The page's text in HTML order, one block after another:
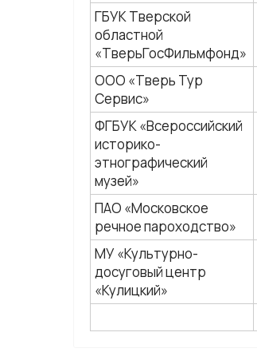
ГБУК Тверской
областной
«ТверьГосФильмфонд»
ООО «Тверь Тур
Сервис»
ФГБУК «Всероссийский
историко-
этнографический
музей»
ПАО «Московское
речное пароходство»
МУ «Культурно-
досуговый центр
«Кулицкий»